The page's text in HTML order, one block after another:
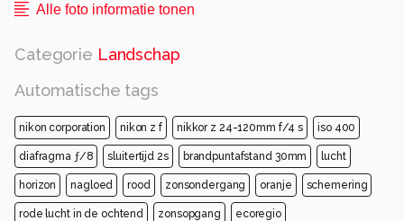
Alle foto informatie tonen
Categorie Landschap
Automatische tags
nikon corporation nikon z f nikkor z 24-120mm f/4 s iso 400
diafragma ƒ/8 sluitertijd 2s brandpuntafstand 30mm lucht
horizon nagloed rood zonsondergang oranje schemering
rode lucht in de ochtend zonsopgang ecoregio